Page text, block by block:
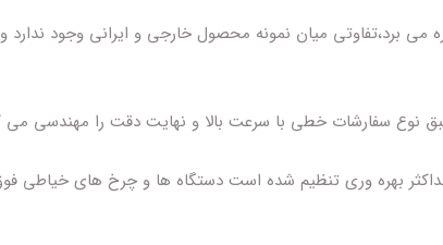
می برد،تفاوتی میان نمونه محصول خارجی و ایرانی وجود
سفارشات خطی با سرعت بالا و نهایت دقت را مهندسی می
بهره وری تنظیم شده است دستگاه ها و چرخ های خیاطی